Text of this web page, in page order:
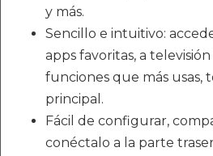
y más.
Sencillo e intuitivo:
apps favoritas, a
funciones que más usas,
principal.
Fácil de configurar,
conéctalo a la parte